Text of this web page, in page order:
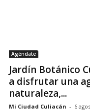
Agéndate
Jardín Botánico
a disfrutar una
naturaleza,...
Mi Ciudad Culiacán - 6